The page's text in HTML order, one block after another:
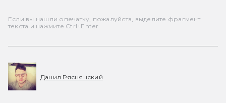
Если вы нашли опечатку, пожалуйста, выделите фрагмент
текста и нажмите Ctrl+Enter.
Данил Ряснянский